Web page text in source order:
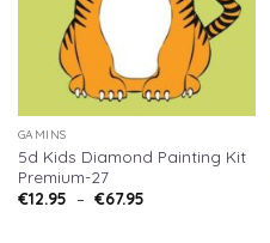
GAMINS
5d Kids Diamond Painting Kit
Premium-27
€12.95 – €67.95